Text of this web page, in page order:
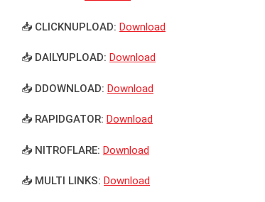
📥 CLICKNUPLOAD: Download
📥 DAILYUPLOAD: Download
📥 DDOWNLOAD: Download
📥 RAPIDGATOR: Download
📥 NITROFLARE: Download
📥 MULTI LINKS: Download